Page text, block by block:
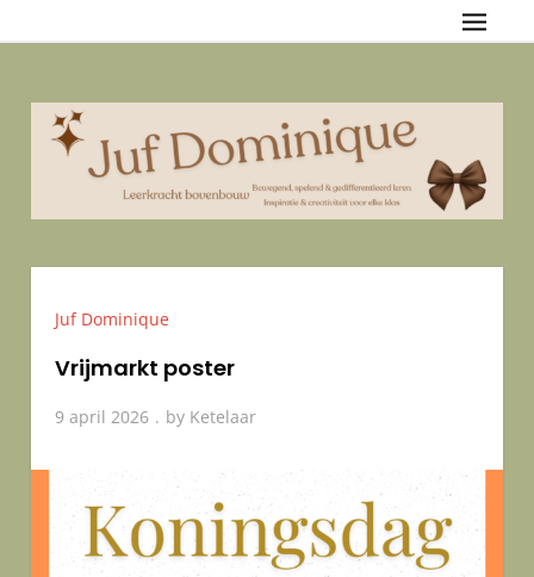
to
{Bewegend, spelend & gedifferentieerd leren — Inspiratie &
Juf Dominique
Vrijmarkt poster
9 april 2026 by Ketelaar